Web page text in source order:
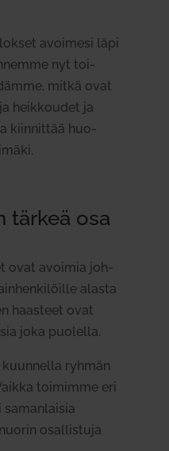
avoimesi läpi
nyt toi­
mitkä ovat
heik­koudet ja
kiin­nittää huo­
tärkeä osa
ovat avoimia joh­
alasta
haasteet ovat
joka puo­lella.
ryhmän
toi­mimme eri
osal­listuja